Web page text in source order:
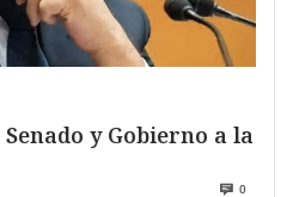
0